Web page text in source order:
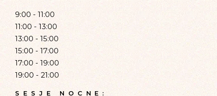
9:00 - 11:00
11:00 - 13:00
13:00 - 15:00
15:00 - 17:00
17:00 - 19:00
19:00 - 21:00
SESJE NOCNE: